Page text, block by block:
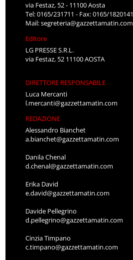
via Festaz, 52 - 11100 Aosta
Tel: 0165/231711 - Fax: 0165/1820141
Mail:segreteria@gazzettamatin.com
Editore
LG PRESSE S.R.L.
via Festaz, 52 11100 AOSTA
DIRETTORE RESPONSABILE
Luca Mercanti
l.mercanti@gazzettamatin.com
REDAZIONE
Alessandro Bianchet
a.bianchet@gazzettamatin.com
Danila Chenal
d.chenal@gazzettamatin.com
Erika David
e.david@gazzettamatin.com
Davide Pellegrino
d.pellegrino@gazzettamatin.com
Cinzia Timpano
c.timpano@gazzettamatin.com